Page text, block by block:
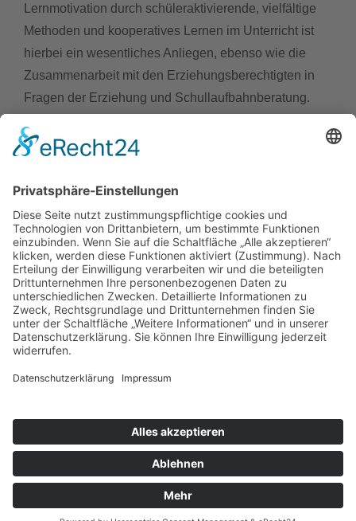
Lernmotivation durch schüleraktivierende, vielfältige
Methoden und kooperatives Lernen im Unterricht ist
hierbei ein wesentliches Anliegen, ebenso wie die
Zusammenarbeit mit den Erziehungsberechtigten in
Fragen der Erziehung und Schullaufbahnberatung.
Bei allen Fragen rund um die Mittelstufe hilft
Zweite Fremdsprache ab Jahrgangsstufe 7
Wahlpflichtbereich
Studien- und Berufsorientierung
Lernstandserhebungen
Schulfahrten in der Mittelstufe
DetailsVeröffentlicht: 04. August 2019
Schiller Witten © 2025
Datenschutzerklärung
Kontakt & Anfahrt
Login Suchen
Sitemap
Barrierefreiheit